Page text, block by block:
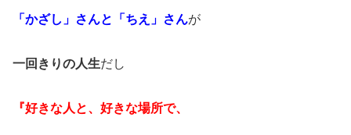
「かざし」さんと「ちえ」さんが
一回きりの人生だし
『好きな人と、好きな場所で、